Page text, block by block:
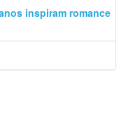
inspiram romance